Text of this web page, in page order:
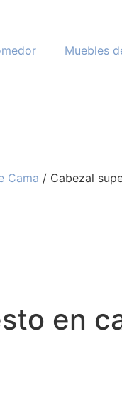
Muebles
Cama / Cabezal
en